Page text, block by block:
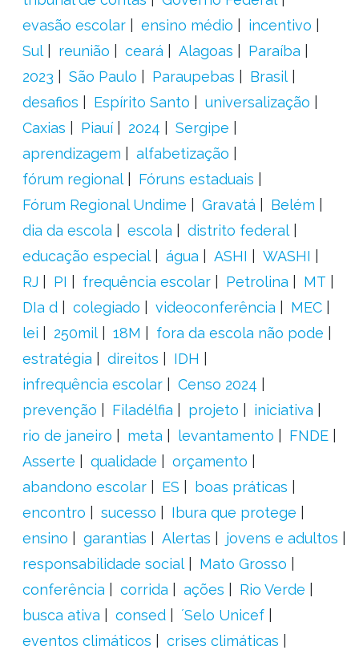
evasão escolar
ensino médio
incentivo
Sul
reunião ceará Alagoas
Paraíba
2023
São Paulo Paraupebas
Brasil
desafios
Espírito Santo
universalização
Caxias
Piauí 2024
Sergipe
aprendizagem
alfabetização
fórum regional
Fóruns estaduais
Fórum Regional Undime
Gravatá
Belém
dia da escola
escola
distrito federal
educação especial
água ASHI
WASHI
RJ
PI frequência escolar Petrolina
MT
DIa d
colegiado videoconferência
MEC
lei
250mil 18M
fora da escola não pode
estratégia
direitos
IDH
infrequência escolar
Censo 2024
prevenção
Filadélfia projeto
iniciativa
rio de janeiro
meta levantamento
FNDE
Asserte
qualidade
orçamento
abandono escolar
ES
boas práticas
encontro
sucesso
Ibura que protege
ensino
garantias Alertas
jovens e adultos
responsabilidade social
Mato Grosso
conferência
corrida ações
Rio Verde
busca ativa
consed
´Selo Unicef
eventos climáticos
crises climáticas